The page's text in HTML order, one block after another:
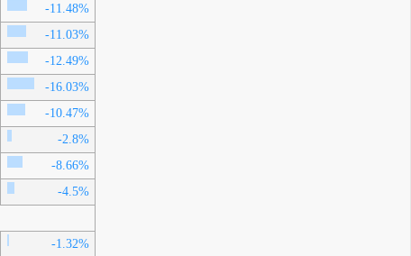
-11.48%
-11.03%
-12.49%
-16.03%
-10.47%
-2.8%
-8.66%
-4.5%
-1.32%